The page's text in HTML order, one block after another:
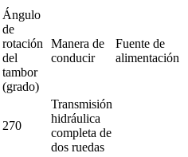
Ángulo
de
rotación
del
tambor
(grado)
Manera de
conducir
Fuente de
alimentación
270
Transmisión
hidráulica
completa de
dos ruedas